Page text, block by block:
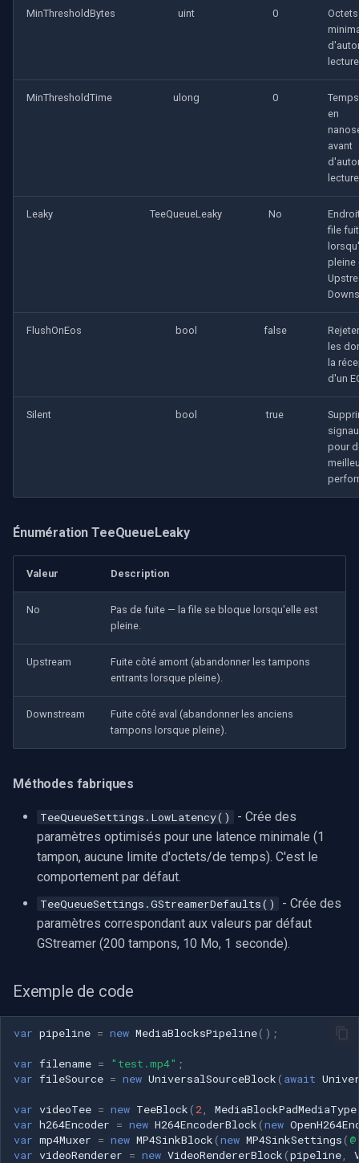
MinThresholdBytes uint 0
Octets
MinThresholdTime ulong 0
en
avant
Leaky TeeQueueLeaky No
file fuit
pleine
FlushOnEos bool false
les
la
d'un
Silent bool true
pour
Énumération TeeQueueLeaky
Valeur Description
No
Pas de fuite — la file se bloque lorsqu'elle est
pleine.
Upstream
Fuite côté amont (abandonner les tampons
entrants lorsque pleine).
Downstream
Fuite côté aval (abandonner les anciens
tampons lorsque pleine).
Méthodes fabriques
TeeQueueSettings.LowLatency()
- Crée des
paramètres optimisés pour une latence minimale (1
tampon, aucune limite d'octets/de temps). C'est le
comportement par défaut.
TeeQueueSettings.GStreamerDefaults()
- Crée des
paramètres correspondant aux valeurs par défaut
GStreamer (200 tampons, 10 Mo, 1 seconde).
Exemple de code
var pipeline = new MediaBlocksPipeline();
var filename = "test.mp4" ;
var fileSource = new UniversalSourceBlock ( await
var videoTee = new TeeBlock ( 2 MediaBlockPadMediaType
var h264Encoder = new H264EncoderBlock (new
var mp4Muxer = new MP4SinkBlock (new MP4SinkSettings (
var videoRenderer = new VideoRendererBlock (pipeline